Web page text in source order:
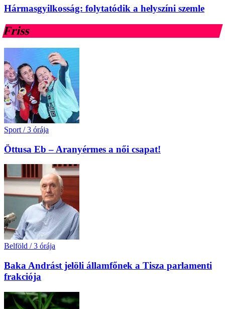
Hármasgyilkosság: folytatódik a helyszíni szemle
Friss
Sport / 3 órája
Öttusa Eb – Aranyérmes a női csapat!
Belföld / 3 órája
Baka Andrást jelöli államfőnek a Tisza parlamenti
frakciója